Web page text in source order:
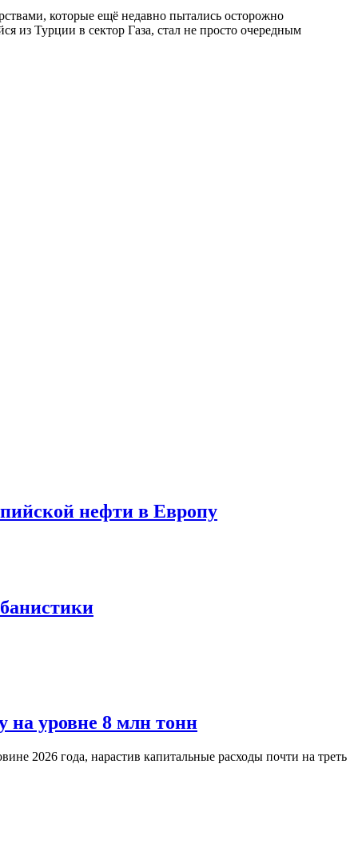
которые ещё недавно пытались осторожно
из Турции в сектор Газа, стал не просто очередным
нефти в Европу
на уровне 8 млн тонн
2026 года, нарастив капитальные расходы почти на треть